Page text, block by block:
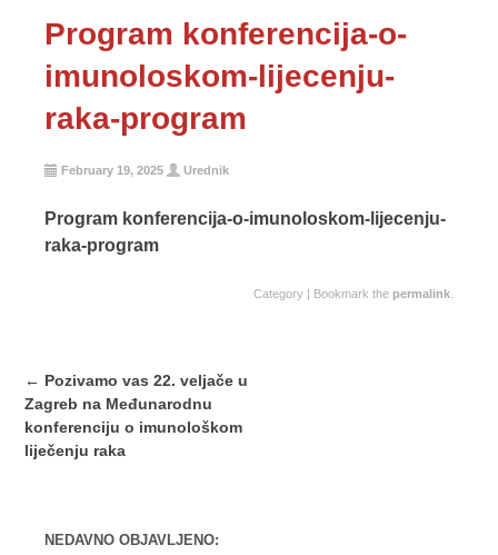
Program konferencija-o-
imunoloskom-lijecenju-
raka-program
February 19, 2025 Urednik
Program konferencija-o-imunoloskom-lijecenju-
raka-program
Category | Bookmark the permalink
Post
navigation
← Pozivamo vas 22. veljače u
Zagreb na Međunarodnu
konferenciju o imunološkom
liječenju raka
NEDAVNO OBJAVLJENO: